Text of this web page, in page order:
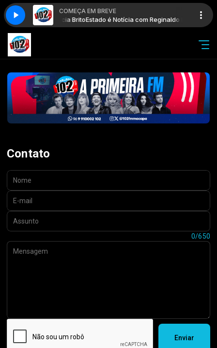
COMEÇA EM BREVE
Borges e Garcia BritoEstado é Notícia com Reginaldo Borges e
Contato
Nome:
E-mail:
Assunto:
0/650
Enviar